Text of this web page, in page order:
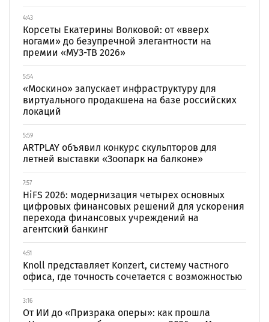
4:43
Корсеты Екатерины Волковой: от «вверх
ногами» до безупречной элегантности на
премии «МУЗ-ТВ 2026»
5:54
«Москино» запускает инфраструктуру для
виртуального продакшена на базе российских
локаций
5:59
ARTPLAY объявил конкурс скульпторов для
летней выставки «Зоопарк на балконе»
7:57
HiFS 2026: модернизация четырех основных
цифровых финансовых решений для ускорения
перехода финансовых учреждений на
агентский банкинг
4:51
Knoll представляет Konzert, систему частного
офиса, где точность сочетается с возможностью
3:16
От ИИ до «Призрака оперы»: как прошла